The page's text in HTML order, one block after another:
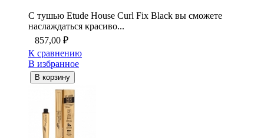
С тушью Etude House Curl Fix Black вы сможете
наслаждаться красиво...
857,00 ₽
К сравнению
В избранное
В корзину